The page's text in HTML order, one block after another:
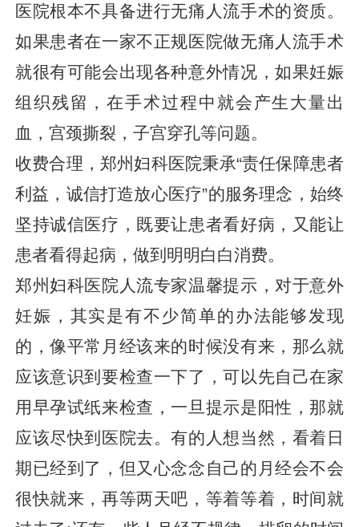
医院根本不具备进行无痛人流手术的资质。
如果患者在一家不正规医院做无痛人流手术
就很有可能会出现各种意外情况，如果妊娠
组织残留，在手术过程中就会产生大量出
血，宫颈撕裂，子宫穿孔等问题。
收费合理，郑州妇科医院秉承“责任保障患者
利益，诚信打造放心医疗”的服务理念，始终
坚持诚信医疗，既要让患者看好病，又能让
患者看得起病，做到明明白白消费。
郑州妇科医院人流专家温馨提示，对于意外
妊娠，其实是有不少简单的办法能够发现
的，像平常月经该来的时候没有来，那么就
应该意识到要检查一下了，可以先自己在家
用早孕试纸来检查，一旦提示是阳性，那就
应该尽快到医院去。有的人想当然，看着日
期已经到了，但又心念念自己的月经会不会
很快就来，再等两天吧，等着等着，时间就